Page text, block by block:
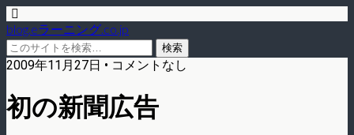
blog.eラーニング.co.jp
2009年11月27日 • コメントなし
初の新聞広告